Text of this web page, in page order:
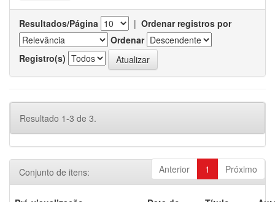
Resultados/Página | Ordenar registros por
Ordenar
Registro(s)
Resultado 1-3 de 3.
Anterior 1 Próximo
Conjunto de itens: